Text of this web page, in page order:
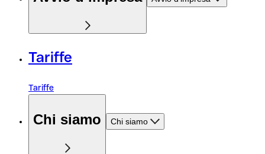
Tariffe
Tariffe
Chi siamo Chi siamo